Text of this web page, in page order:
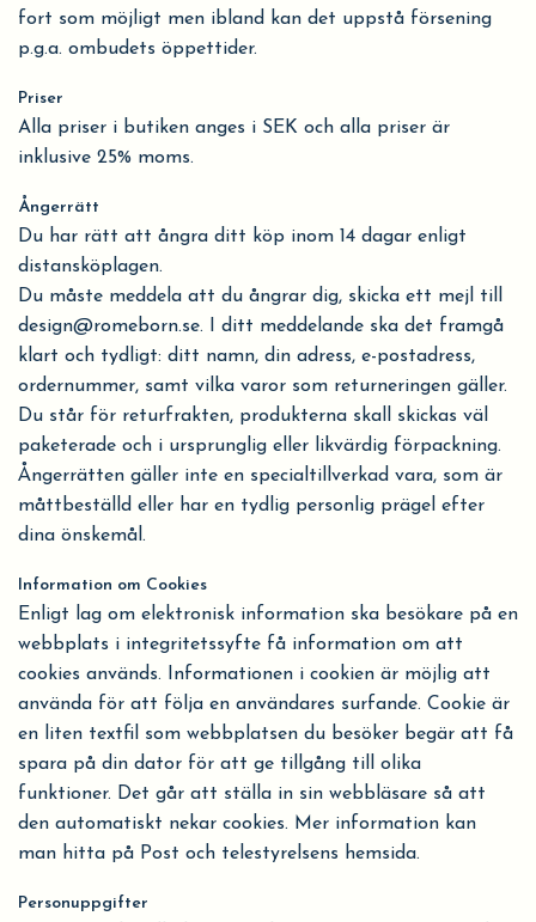
fort som möjligt men ibland kan det uppstå försening
p.g.a. ombudets öppettider.
Priser
Alla priser i butiken anges i SEK och alla priser är
inklusive 25% moms.
Ångerrätt
Du har rätt att ångra ditt köp inom 14 dagar enligt
distansköplagen.
Du måste meddela att du ångrar dig, skicka ett mejl till
design@romeborn.se. I ditt meddelande ska det framgå
klart och tydligt: ditt namn, din adress, e-postadress,
ordernummer, samt vilka varor som returneringen gäller.
Du står för returfrakten, produkterna skall skickas väl
paketerade och i ursprunglig eller likvärdig förpackning.
Ångerrätten gäller inte en specialtillverkad vara, som är
måttbeställd eller har en tydlig personlig prägel efter
dina önskemål.
Information om Cookies
Enligt lag om elektronisk information ska besökare på en
webbplats i integritetssyfte få information om att
cookies används. Informationen i cookien är möjlig att
använda för att följa en användares surfande. Cookie är
en liten textfil som webbplatsen du besöker begär att få
spara på din dator för att ge tillgång till olika
funktioner. Det går att ställa in sin webbläsare så att
den automatiskt nekar cookies. Mer information kan
man hitta på Post och telestyrelsens hemsida.
Personuppgifter